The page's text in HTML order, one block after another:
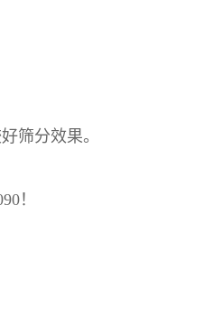
筛分效果。
！